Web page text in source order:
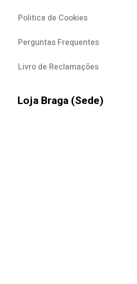
Politica de Cookies
Perguntas Frequentes
Livro de Reclamações
Loja Braga (Sede)